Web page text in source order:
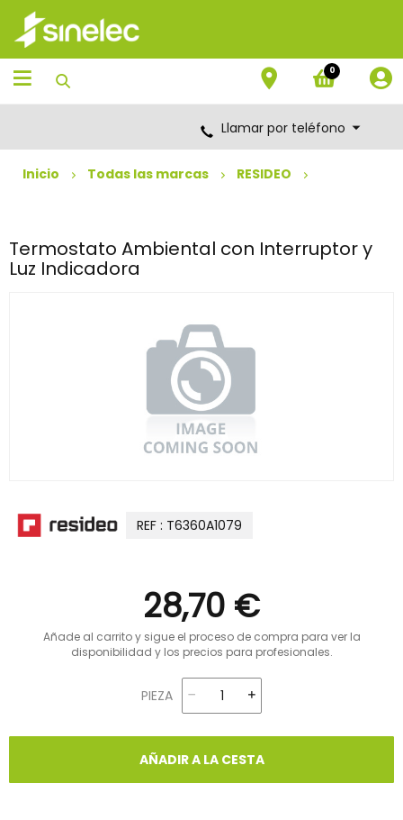
Saltar
contenido
Saltar
menú
de
navegación
0
Llamar por teléfono
Inicio Todas las marcas RESIDEO
Termostato Ambiental con Interruptor y
Luz Indicadora
REF : T6360A1079
28,70 €
Añade al carrito y sigue el proceso de compra para ver la
disponibilidad y los precios para profesionales.
PIEZA
AÑADIR A LA CESTA